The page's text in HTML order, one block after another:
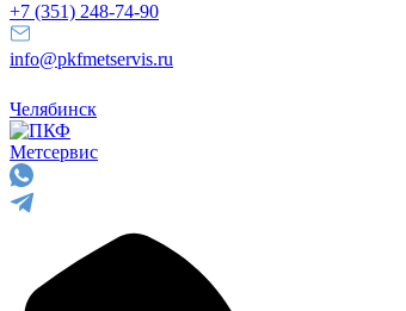
+7 (351) 248-74-90
info@pkfmetservis.ru
Челябинск